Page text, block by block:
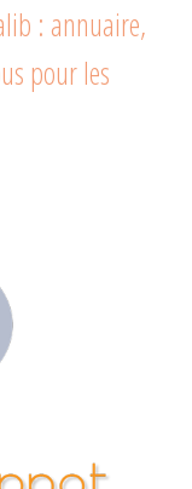
: annuaire,
pour les